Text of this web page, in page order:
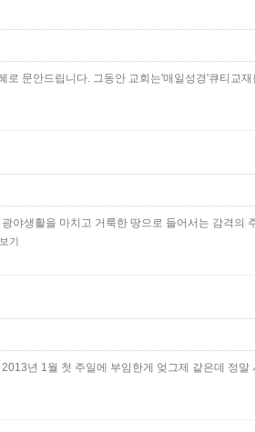
문안드립니다. ​그동안 교회는'매일성경'큐티교재
야생활을 마치고 거룩한 땅으로 들어서는 감격의
기
년 1월 첫 주일에 부임한게 엊그제 같은데 정말